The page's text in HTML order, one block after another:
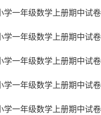
学一年级数学上册期中试
学一年级数学上册期中试
学一年级数学上册期中试
学一年级数学上册期中试
学一年级数学上册期中试